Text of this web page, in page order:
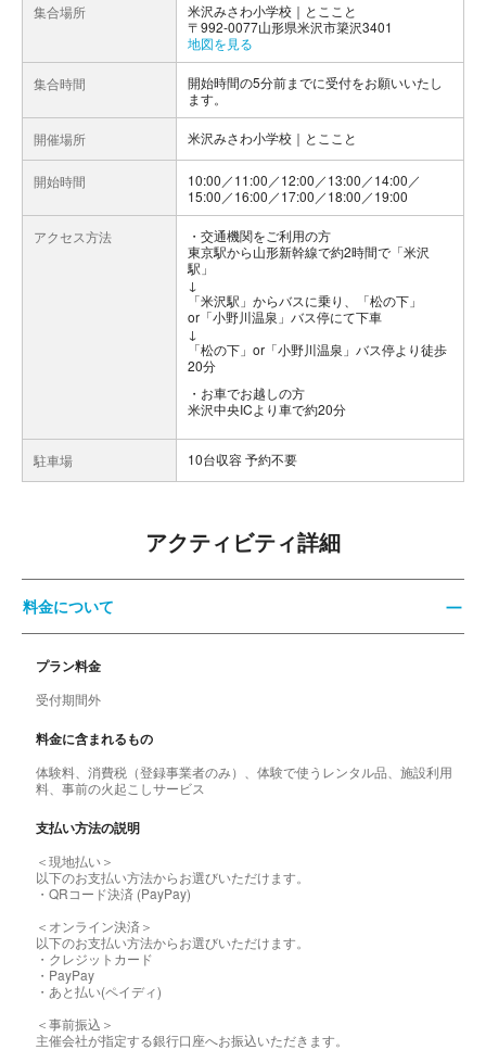
集合場所
米沢みさわ小学校｜とここと
〒992-0077山形県米沢市簗沢3401
地図を見る
集合時間
開始時間の5分前までに受付をお願いいたし
ます。
開催場所 米沢みさわ小学校｜とここと
開始時間
10:00／11:00／12:00／13:00／14:00／
15:00／16:00／17:00／18:00／19:00
アクセス方法
交通機関をご利用の方
東京駅から山形新幹線で約2時間で「米沢
駅」
↓
「米沢駅」からバスに乗り、「松の下」
or「小野川温泉」バス停にて下車
↓
「松の下」or「小野川温泉」バス停より徒歩
20分
お車でお越しの方
米沢中央ICより車で約20分
駐車場 10台収容 予約不要
アクティビティ詳細
料金について
プラン料金
受付期間外
料金に含まれるもの
体験料、消費税（登録事業者のみ）、体験で使うレンタル品、施設利用
料、事前の火起こしサービス
支払い方法の説明
＜現地払い＞
以下のお支払い方法からお選びいただけます。
・QRコード決済 (PayPay)
＜オンライン決済＞
以下のお支払い方法からお選びいただけます。
・クレジットカード
・PayPay
・あと払い(ペイディ)
＜事前振込＞
主催会社が指定する銀行口座へお振込いただきます。